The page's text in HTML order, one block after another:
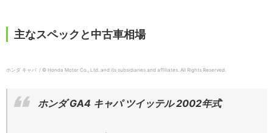
主なスペックと中古車相場
ホンダ キャパ / © Honda Motor Co., Ltd. and its subsidiaries and affiliates. All Rights Reserved.
ホンダ GA4 キャパ ツイッテル 2002年式